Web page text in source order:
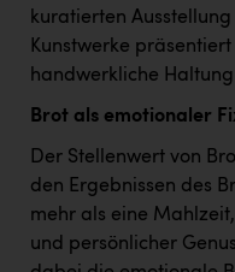
kuratierten
Kunstwerke
handwerkliche
Brot als emotionaler
Der Stellenwert von
den Ergebnissen des
mehr als eine
und persönlicher